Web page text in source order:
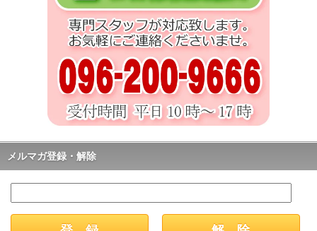
メルマガ登録・解除